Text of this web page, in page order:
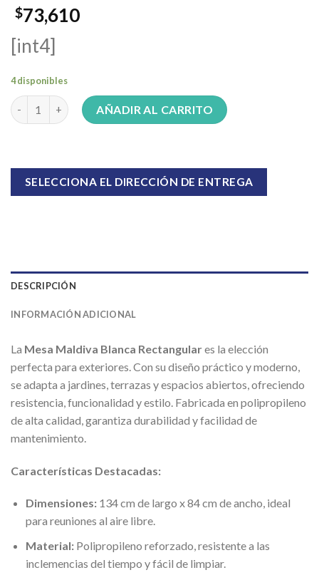
$73,610
[int4]
4 disponibles
Mesa Maldiva Blanca Rectangular cantidad
AÑADIR AL CARRITO
SELECCIONA EL DIRECCIÓN DE ENTREGA
DESCRIPCIÓN
INFORMACIÓN ADICIONAL
La Mesa Maldiva Blanca Rectangulares la elección
perfecta para exteriores. Con su diseño práctico y moderno,
se adapta a jardines, terrazas y espacios abiertos, ofreciendo
resistencia, funcionalidad y estilo. Fabricada en polipropileno
de alta calidad, garantiza durabilidad y facilidad de
mantenimiento.
Características Destacadas:
Dimensiones:134 cm de largo x 84 cm de ancho, ideal
para reuniones al aire libre.
Material:Polipropileno reforzado, resistente a las
inclemencias del tiempo y fácil de limpiar.